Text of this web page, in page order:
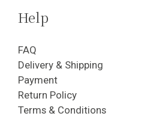
Help
FAQ
Delivery & Shipping
Payment
Return Policy
Terms & Conditions